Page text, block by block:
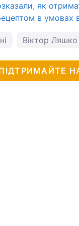
як
в умовах
Віктор Ляшко